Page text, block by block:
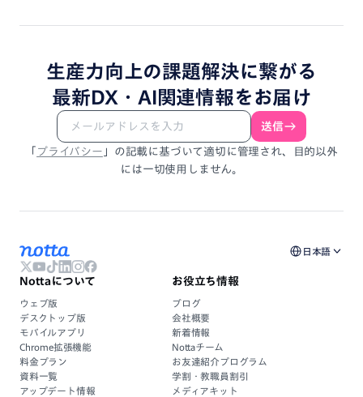
生産力向上の課題解決に繋がる
最新DX・ AI関連情報を お届け
送信
「 プライバシー 」 の記載に基づいて適切に管理され、
目的以外
には一切使用しません。
日本語
Nottaについて
ウェブ版
デスクトップ版
モバイルアプリ
Chrome拡張機能
料金プラン
資料一覧
アップデート情報
お役立ち情報
ブログ
会社概要
新着情報
Nottaチーム
お友達紹介プログラム
学割・教職員割引
メディアキット